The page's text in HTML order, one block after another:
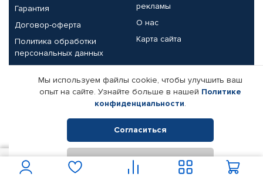
Гарантия
Договор-оферта
Политика обработки
персональных данных
рекламы
О нас
Карта сайта
Партнерам
Корпоративным клиентам
Поставщикам
Реквизиты компании
© КАМАЗ ЦЕНТР ДОНЕЦК, 2015-2026. Все права защищены.
Интернет-магазин автомобильных товаров Автопрофи.
Мы используем файлы cookie, чтобы улучшить ваш
опыт на сайте. Узнайте больше в нашей Политике
конфиденциальности.
Согласиться
Отклонить
В корзину